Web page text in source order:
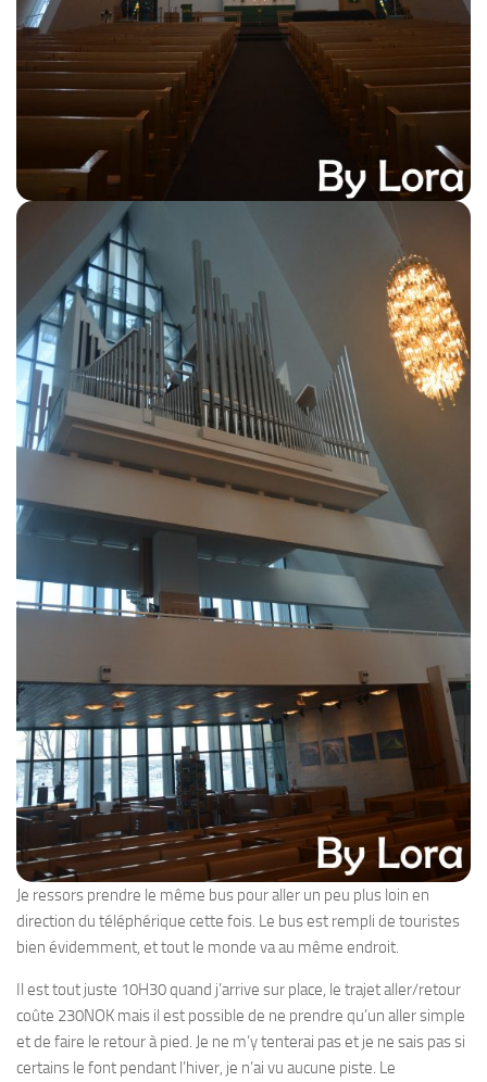
Je ressors prendre le même bus pour aller un peu plus loin en
direction du téléphérique cette fois. Le bus est rempli de touristes
bien évidemment, et tout le monde va au même endroit.
Il est tout juste 10H30 quand j’arrive sur place, le trajet aller/retour
coûte 230NOK mais il est possible de ne prendre qu’un aller simple
et de faire le retour à pied. Je ne m’y tenterai pas et je ne sais pas si
certains le font pendant l’hiver, je n’ai vu aucune piste. Le